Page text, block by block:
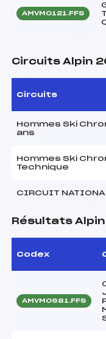
AMVM0121.FFS
Circuits Alpin
Circuits
Hommes Ski
ans
Hommes Ski
Technique
CIRCUIT
Résultats
Codex
AMVM0981.FFS